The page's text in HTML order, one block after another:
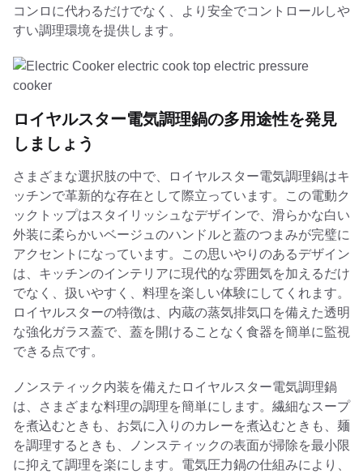
コンロに代わるだけでなく、より安全でコントロールしや
すい調理環境を提供します。
ロイヤルスター電気調理鍋の多用途性を発見
しましょう
さまざまな選択肢の中で、ロイヤルスター電気調理鍋はキ
ッチンで革新的な存在として際立っています。この電動ク
ックトップはスタイリッシュなデザインで、滑らかな白い
外装に柔らかいベージュのハンドルと蓋のつまみが完璧に
アクセントになっています。この思いやりのあるデザイン
は、キッチンのインテリアに現代的な雰囲気を加えるだけ
でなく、扱いやすく、料理を楽しい体験にしてくれます。
ロイヤルスターの特徴は、内蔵の蒸気排気口を備えた透明
な強化ガラス蓋で、蓋を開けることなく食器を簡単に監視
できる点です。
ノンスティック内装を備えたロイヤルスター電気調理鍋
は、さまざまな料理の調理を簡単にします。繊細なスープ
を煮込むときも、お気に入りのカレーを煮込むときも、麺
を調理するときも、ノンスティックの表面が掃除を最小限
に抑えて調理を楽にします。電気圧力鍋の仕組みにより、